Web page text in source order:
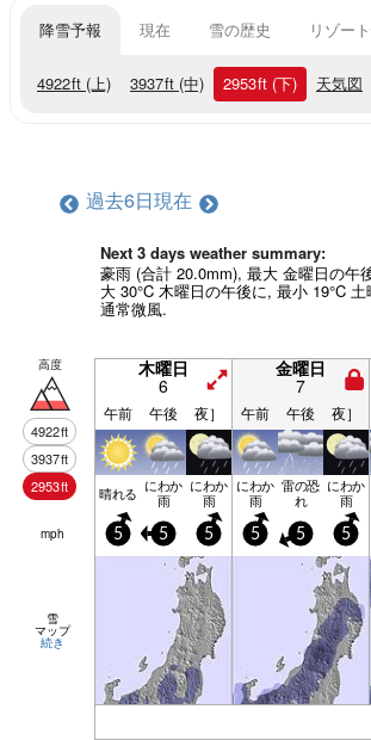
降雪予報 現在 雪の歴史 リゾー
4922ft (上) 3937ft (中) 2953ft (下) 天気図
過去6日現在
Next 3 days weather summary:
豪雨 (合計 20.0mm), 最大 金曜日の午
大 30°C 木曜日の午後に, 最小 19°C
通常微風.
高度
4922ft
3937ft
2953ft
木曜日
6
金曜日
7
午前 午後 夜］ 午前 午後 夜］
晴れる にわか
雨
にわか
雨
にわか
雨
雷の恐
れ
にわか
雨
mph 5 5 5 5 5 5
雪
マップ
続き